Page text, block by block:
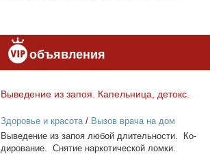
объявления
Вы­ве­де­ние из за­поя. Ка­пель­ни­ца, де­токс.
Здоровье и красота/ Вызов врача на дом
Вы­ве­де­ние из за­поя лю­бой дли­тель­но­сти. Ко­
ди­ро­ва­ние. Сня­тие нар­ко­ти­че­ской лом­ки.